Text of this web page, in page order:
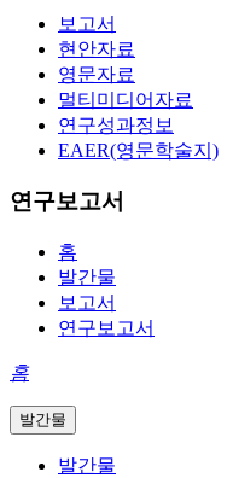
보고서
현안자료
영문자료
멀티미디어자료
연구성과정보
EAER(영문학술지)
연구보고서
홈
발간물
보고서
연구보고서
홈
발간물
발간물